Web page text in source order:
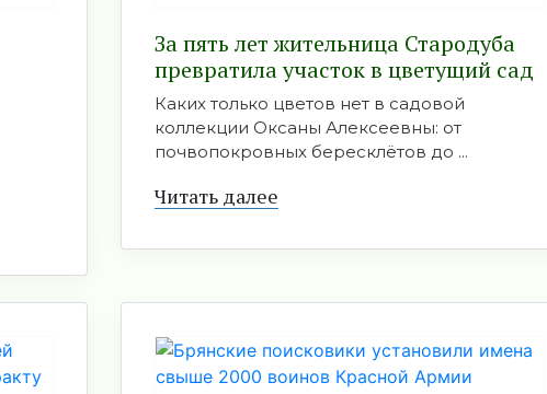
За пять лет жительница Стародуба
превратила участок в цветущий сад
Каких только цветов нет в садовой
коллекции Оксаны Алексеевны: от
почвопокровных бересклётов до ...
Читать далее